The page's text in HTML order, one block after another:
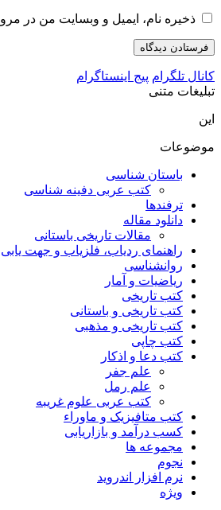
ذخیره نام، ایمیل و وبسایت من در
کانال تلگرام پیج اینستاگرام
تبلیغات متنی
این
موضوعات
باستان شناسی
کتب عربی دفینه شناسی
ترفندها
دانلود مقاله
مقالات تاریخی باستانی
راهنمای ردیاب، فلزیاب و جهت یابی
روانشناسی
ریاضیات و آمار
کتب تاریخی
کتب تاریخی و باستانی
کتب تاریخی و مذهبی
کتب چاپی
کتب دعا و اذکار
علم جفر
علم رمل
کتب عربی علوم غریبه
کتب متافیزیک و ماوراء
کسب درآمد و بازاریابی
مجموعه ها
نجوم
نرم افزار اندروید
ویژه